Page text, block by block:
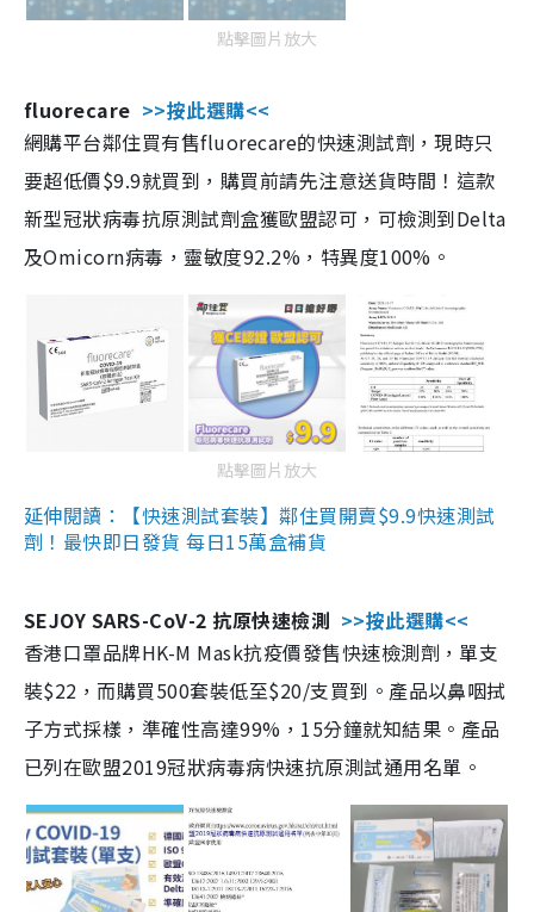
點擊圖片放大
fluorecare >>按此選購<<
網購平台鄰住買有售fluorecare的快速測試劑，現時只
要超低價$9.9就買到，購買前請先注意送貨時間！這款
新型冠狀病毒抗原測試劑盒獲歐盟認可，可檢測到Delta
及Omicorn病毒，靈敏度92.2%，特異度100%。
點擊圖片放大
延伸閱讀：【快速測試套裝】鄰住買開賣$9.9快速測試
劑！最快即日發貨 每日15萬盒補貨
SEJOY SARS-CoV-2 抗原快速檢測 >>按此選購<<
香港口罩品牌HK-M Mask抗疫價發售快速檢測劑，單支
裝$22，而購買500套裝低至$20/支買到。產品以鼻咽拭
子方式採樣，準確性高達99%，15分鐘就知結果。產品
已列在歐盟2019冠狀病毒病快速抗原測試通用名單。